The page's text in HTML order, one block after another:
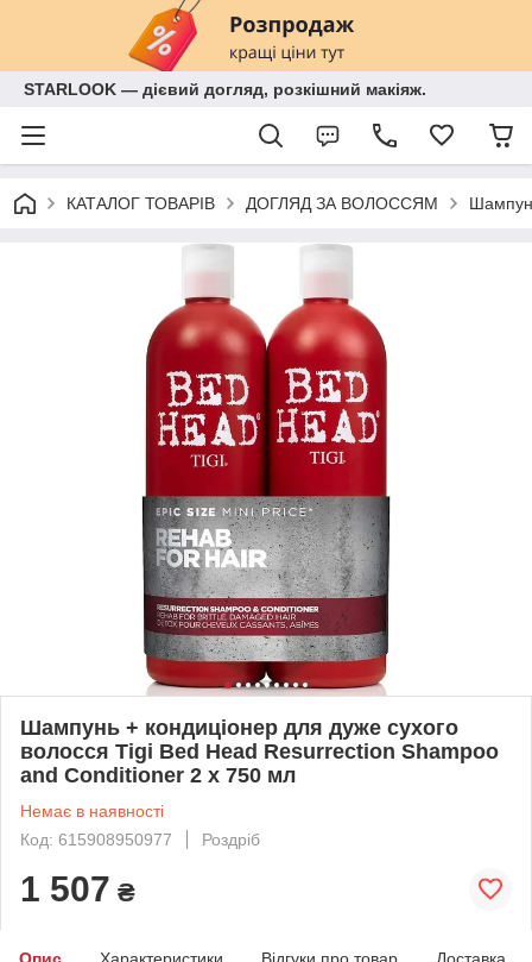
STARLOOK — дієвий догляд, розкішний макіяж.
КАТАЛОГ ТОВАРІВ ДОГЛЯД ЗА ВОЛОССЯМ
Шампунь + кондиціонер для дуже сухого
волосся Tigi Bed Head Resurrection Shampoo
and Conditioner 2 х 750 мл
Немає в наявності
Код: 615908950977
Роздріб
1 507 ₴
Опис Характеристики Відгуки про товар Доставка